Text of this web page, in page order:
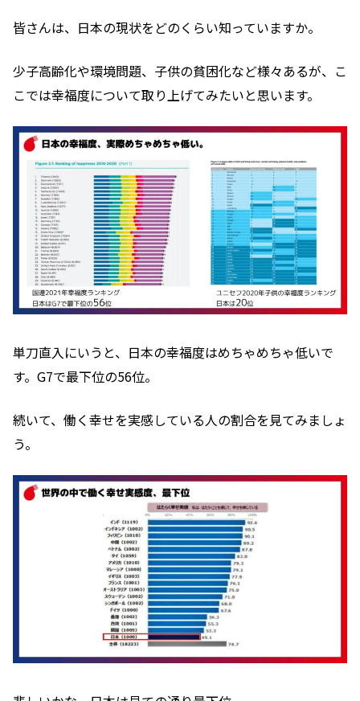
皆さんは、日本の現状をどのくらい知っていますか。
少子高齢化や環境問題、子供の貧困化など様々あるが、こ
こでは幸福度について取り上げてみたいと思います。
単刀直入にいうと、日本の幸福度はめちゃめちゃ低いで
す。G7で最下位の56位。
続いて、働く幸せを実感している人の割合を見てみましょ
う。